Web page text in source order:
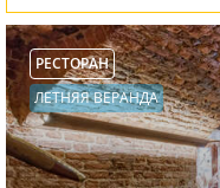
РЕСТОРАН
ЛЕТНЯЯ ВЕРАНДА